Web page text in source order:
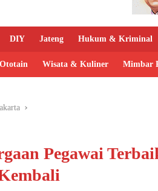
DIY Jateng Hukum & Kriminal
Ototain Wisata & Kuliner Mimbar
Pegawai